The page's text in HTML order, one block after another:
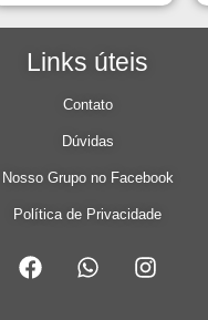
Links úteis
Contato
Dúvidas
Nosso Grupo no Facebook
Política de Privacidade